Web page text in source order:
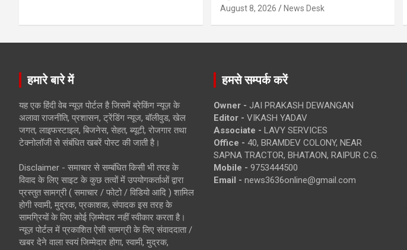
August 8, 2026 News Desk
हमारे बारे में
यह एक हिंदी वेब न्यूज़ पोर्टल है जिसमें ब्रेकिंग न्यूज़ के
अलावा राजनीति, प्रशासन, ट्रेंडिंग न्यूज, बॉलीवुड, खेल
जगत, लाइफस्टाइल, बिजनेस, सेहत, ब्यूटी, रोजगार तथा
टेक्नोलॉजी से संबंधित खबरें पोस्ट की जाती है।
Disclaimer - समाचार से सम्बंधित किसी भी तरह के
विवाद के लिए साइट के कुछ तत्वों में उपयोगकर्ताओं द्वारा
प्रस्तुत सामग्री ( समाचार / फोटो / विडियो आदि ) शामिल
होगी स्वामी, मुद्रक, प्रकाशक, संपादक इस तरह के
सामग्रियों के लिए कोई ज़िम्मेदार नहीं स्वीकार करता है।
न्यूज़ पोर्टल में प्रकाशित ऐसी सामग्री के लिए संवाददाता /
खबर देने वाला स्वयं जिम्मेदार होगा, स्वामी, मुद्रक,
हमसे सम्पर्क करें
Owner - JAI PRAKASH DEWANGAN
Editor - VIKASH YADAV
Associate - LAVY SERVICES
Office - 40, BRAMDEV COLONY, NEAR
SAPNA TRACTOR, BHATAON, RAIPUR C.G.
Mobile - 9753444500
Email - news3636online@gmail.com